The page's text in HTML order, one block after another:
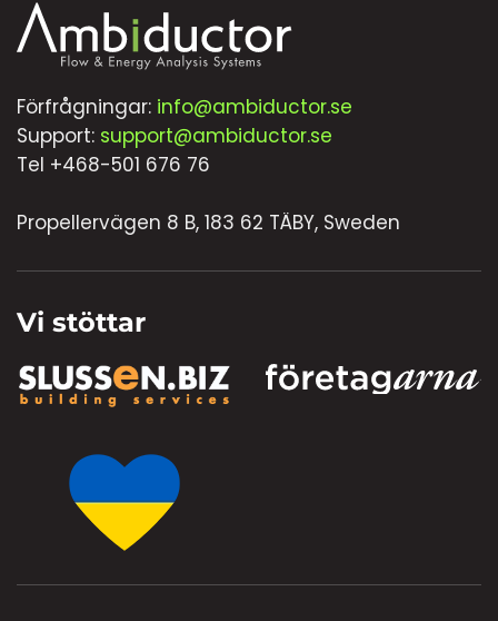
Förfrågningar: info@ambiductor.se
Support: support@ambiductor.se
Tel +468-501 676 76
Propellervägen 8 B, 183 62 TÄBY, Sweden
Vi stöttar